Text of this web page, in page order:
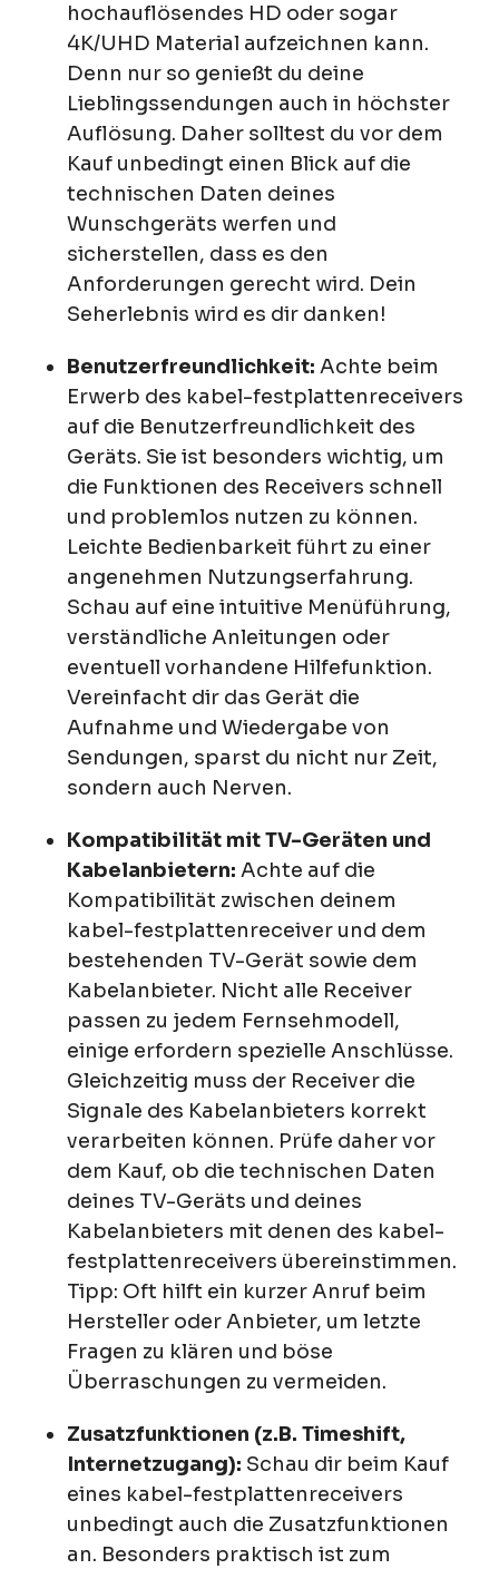
hochauflösendes HD oder sogar
4K/UHD Material aufzeichnen kann.
Denn nur so genießt du deine
Lieblingssendungen auch in höchster
Auflösung. Daher solltest du vor dem
Kauf unbedingt einen Blick auf die
technischen Daten deines
Wunschgeräts werfen und
sicherstellen, dass es den
Anforderungen gerecht wird. Dein
Seherlebnis wird es dir danken!
Benutzerfreundlichkeit: Achte beim
Erwerb des kabel-festplattenreceivers
auf die Benutzerfreundlichkeit des
Geräts. Sie ist besonders wichtig, um
die Funktionen des Receivers schnell
und problemlos nutzen zu können.
Leichte Bedienbarkeit führt zu einer
angenehmen Nutzungserfahrung.
Schau auf eine intuitive Menüführung,
verständliche Anleitungen oder
eventuell vorhandene Hilfefunktion.
Vereinfacht dir das Gerät die
Aufnahme und Wiedergabe von
Sendungen, sparst du nicht nur Zeit,
sondern auch Nerven.
Kompatibilität mit TV-Geräten und
Kabelanbietern: Achte auf die
Kompatibilität zwischen deinem
kabel-festplattenreceiver und dem
bestehenden TV-Gerät sowie dem
Kabelanbieter. Nicht alle Receiver
passen zu jedem Fernsehmodell,
einige erfordern spezielle Anschlüsse.
Gleichzeitig muss der Receiver die
Signale des Kabelanbieters korrekt
verarbeiten können. Prüfe daher vor
dem Kauf, ob die technischen Daten
deines TV-Geräts und deines
Kabelanbieters mit denen des kabel-
festplattenreceivers übereinstimmen.
Tipp: Oft hilft ein kurzer Anruf beim
Hersteller oder Anbieter, um letzte
Fragen zu klären und böse
Überraschungen zu vermeiden.
Zusatzfunktionen (z.B. Timeshift,
Internetzugang): Schau dir beim Kauf
eines kabel-festplattenreceivers
unbedingt auch die Zusatzfunktionen
an. Besonders praktisch ist zum